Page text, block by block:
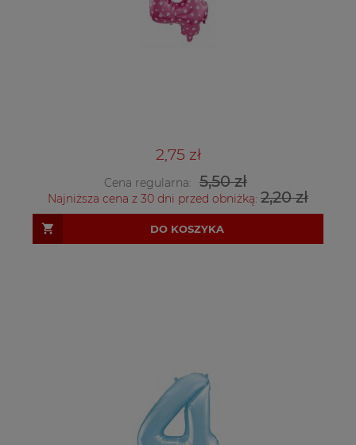
2,75 zł
Cena regularna: 5,50 zł
Najniższa cena z 30 dni przed obniżką: 2,20 zł
DO KOSZYKA